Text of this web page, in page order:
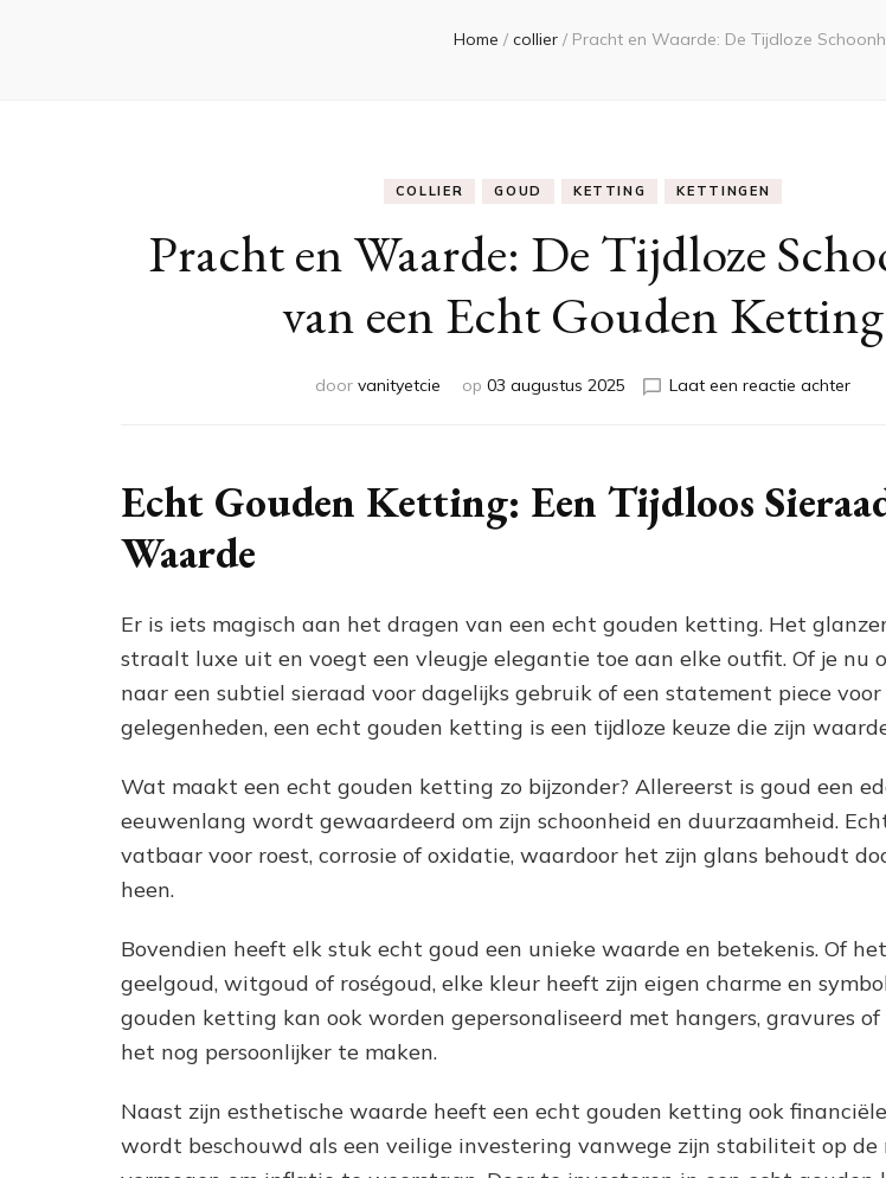
Home / collier / Pracht en Waarde: De Tijdloze
COLLIER GOUD KETTING KETTINGEN
Pracht en Waarde: De Tijdloze
van een Echt Gouden Ketting
door vanityetcie op 03 augustus 2025 Laat een reactie achterop
Echt Gouden Ketting: Een Tijdloos
Waarde
Er is iets magisch aan het dragen van een echt gouden ketting. Het
straalt luxe uit en voegt een vleugje elegantie toe aan elke outfit. Of je nu
naar een subtiel sieraad voor dagelijks gebruik of een statement piece voor
gelegenheden, een echt gouden ketting is een tijdloze keuze die zijn
Wat maakt een echt gouden ketting zo bijzonder? Allereerst is goud een
eeuwenlang wordt gewaardeerd om zijn schoonheid en duurzaamheid.
vatbaar voor roest, corrosie of oxidatie, waardoor het zijn glans behoudt
heen.
Bovendien heeft elk stuk echt goud een unieke waarde en betekenis. Of
geelgoud, witgoud of roségoud, elke kleur heeft zijn eigen charme en
gouden ketting kan ook worden gepersonaliseerd met hangers, gravures
het nog persoonlijker te maken.
Naast zijn esthetische waarde heeft een echt gouden ketting ook
wordt beschouwd als een veilige investering vanwege zijn stabiliteit op de